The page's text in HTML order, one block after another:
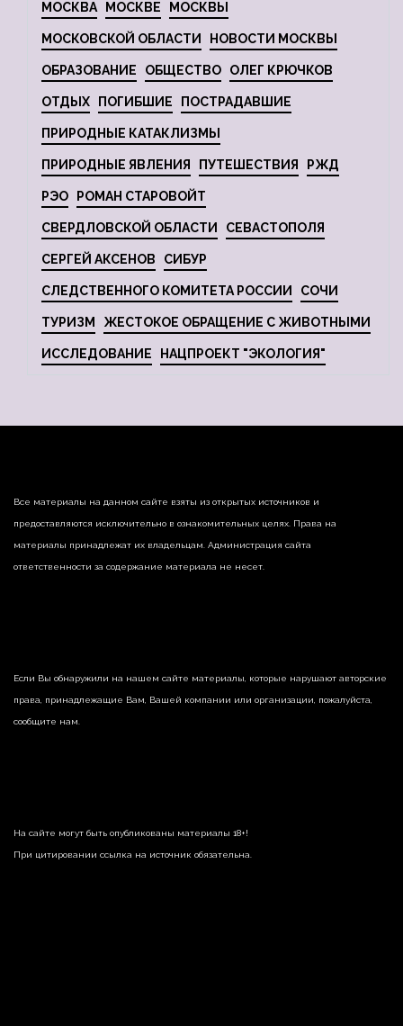
МОСКВА МОСКВЕ МОСКВЫ
МОСКОВСКОЙ ОБЛАСТИ НОВОСТИ МОСКВЫ
ОБРАЗОВАНИЕ ОБЩЕСТВО ОЛЕГ КРЮЧКОВ
ОТДЫХ ПОГИБШИЕ ПОСТРАДАВШИЕ
ПРИРОДНЫЕ КАТАКЛИЗМЫ
ПРИРОДНЫЕ ЯВЛЕНИЯ ПУТЕШЕСТВИЯ РЖД
РЭО РОМАН СТАРОВОЙТ
СВЕРДЛОВСКОЙ ОБЛАСТИ СЕВАСТОПОЛЯ
СЕРГЕЙ АКСЕНОВ СИБУР
СЛЕДСТВЕННОГО КОМИТЕТА РОССИИ СОЧИ
ТУРИЗМ ЖЕСТОКОЕ ОБРАЩЕНИЕ С ЖИВОТНЫМИ
ИССЛЕДОВАНИЕ НАЦПРОЕКТ "ЭКОЛОГИЯ"
Все материалы на данном сайте взяты из открытых источников и
предоставляются исключительно в ознакомительных целях. Права на
материалы принадлежат их владельцам. Администрация сайта
ответственности за содержание материала не несет.
Если Вы обнаружили на нашем сайте материалы, которые нарушают авторские
права, принадлежащие Вам, Вашей компании или организации, пожалуйста,
сообщите нам.
На сайте могут быть опубликованы материалы 18+!
При цитировании ссылка на источник обязательна.